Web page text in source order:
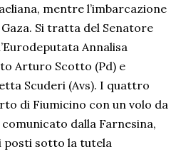
mentre l’imbarcazione
Si tratta del Senatore
Annalisa
Arturo Scotto (Pd) e
Scuderi (Avs). I quattro
di Fiumicino con un volo da
dalla Farnesina,
posti sotto la tutela